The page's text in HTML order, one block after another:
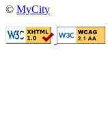
© MyCity